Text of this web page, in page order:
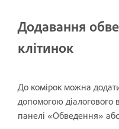
Додавання
клітинок
До комірок можна
допомогою діалогового
панелі «Обведення»